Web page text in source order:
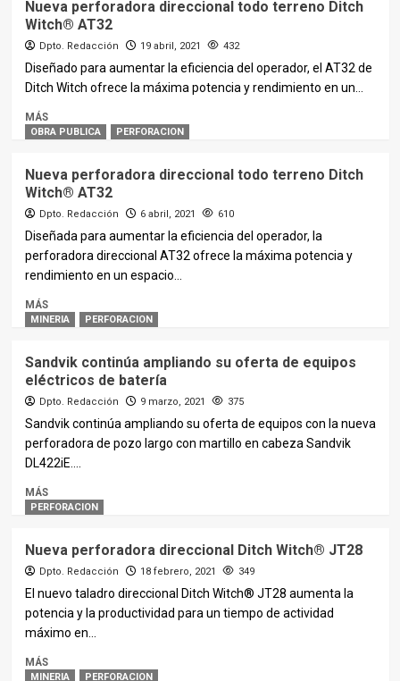
Nueva perforadora direccional todo terreno Ditch
Witch® AT32
Dpto. Redacción 19 abril, 2021 432
Diseñado para aumentar la eficiencia del operador, el AT32 de
Ditch Witch ofrece la máxima potencia y rendimiento en un...
MÁS
OBRA PUBLICA PERFORACION
Nueva perforadora direccional todo terreno Ditch
Witch® AT32
Dpto. Redacción 6 abril, 2021 610
Diseñada para aumentar la eficiencia del operador, la
perforadora direccional AT32 ofrece la máxima potencia y
rendimiento en un espacio...
MÁS
MINERIA PERFORACION
Sandvik continúa ampliando su oferta de equipos
eléctricos de batería
Dpto. Redacción 9 marzo, 2021 375
Sandvik continúa ampliando su oferta de equipos con la nueva
perforadora de pozo largo con martillo en cabeza Sandvik
DL422iE....
MÁS
PERFORACION
Nueva perforadora direccional Ditch Witch® JT28
Dpto. Redacción 18 febrero, 2021 349
El nuevo taladro direccional Ditch Witch® JT28 aumenta la
potencia y la productividad para un tiempo de actividad
máximo en...
MÁS
MINERIA PERFORACION